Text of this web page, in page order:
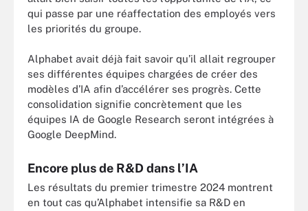
qui passe par une réaffectation des employés vers
les priorités du groupe.
Alphabet avait déjà fait savoir qu’il allait regrouper
ses différentes équipes chargées de créer des
modèles d’IA afin d’accélérer ses progrès. Cette
consolidation signifie concrètement que les
équipes IA de Google Research seront intégrées à
Google DeepMind.
Encore plus de R&D dans l’IA
Les résultats du premier trimestre 2024 montrent
en tout cas qu’Alphabet intensifie sa R&D en